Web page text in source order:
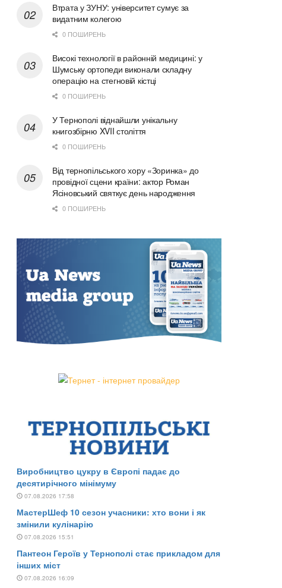
Втрата у ЗУНУ: університет сумує за
видатним колегою
0 ПОШИРЕНЬ
Високі технології в районній медицині: у
Шумську ортопеди виконали складну
операцію на стегновій кістці
0 ПОШИРЕНЬ
У Тернополі віднайшли унікальну
книгозбірню XVII століття
0 ПОШИРЕНЬ
Від тернопільського хору «Зоринка» до
провідної сцени країни: актор Роман
Ясіновський святкує день народження
0 ПОШИРЕНЬ